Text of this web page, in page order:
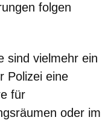
folgen
sind vielmehr ein
Polizei eine
für
oder im